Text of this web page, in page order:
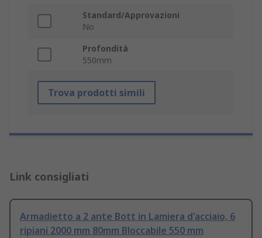
Standard/Approvazioni
No
Profondità
550mm
Trova prodotti simili
Link consigliati
Armadietto a 2 ante Bott in Lamiera d'acciaio, 6
ripiani 2000 mm 80mm Bloccabile 550 mm